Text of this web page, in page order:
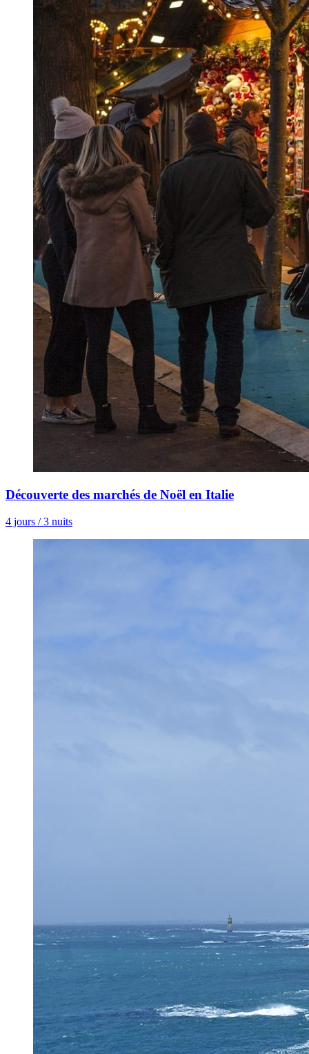
Découverte des marchés de Noël en Italie
4 jours / 3 nuits